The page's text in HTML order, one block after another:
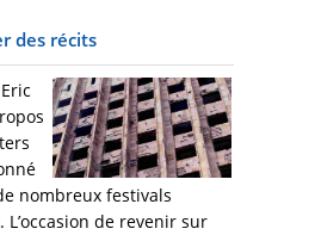
des récits
nombreux festivals
de revenir sur